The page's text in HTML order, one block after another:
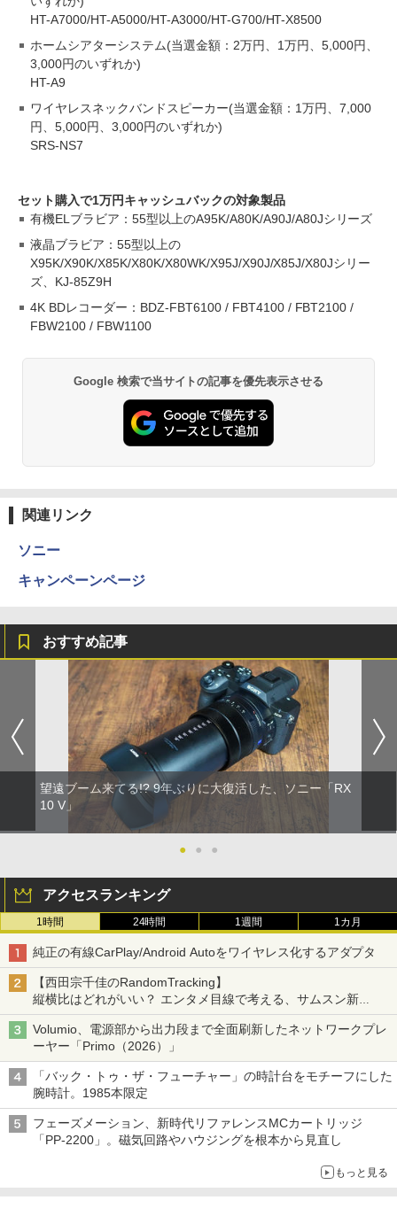
HT-A7000/HT-A5000/HT-A3000/HT-G700/HT-X8500
ホームシアターシステム(当選金額：2万円、1万円、5,000円、
3,000円のいずれか)
HT-A9
ワイヤレスネックバンドスピーカー(当選金額：1万円、7,000
円、5,000円、3,000円のいずれか)
SRS-NS7
セット購入で1万円キャッシュバックの対象製品
有機ELブラビア：55型以上のA95K/A80K/A90J/A80Jシリーズ
液晶ブラビア：55型以上の
X95K/X90K/X85K/X80K/X80WK/X95J/X90J/X85J/X80Jシリー
ズ、KJ-85Z9H
4K BDレコーダー：BDZ-FBT6100 / FBT4100 / FBT2100 /
FBW2100 / FBW1100
Google 検索で当サイトの記事を優先表示させる
関連リンク
ソニー
キャンペーンページ
おすすめ記事
望遠ブーム来てる!? 9年ぶりに大復活した、ソニー「RX
10 V」
● ● ●
アクセスランキング
1時間 24時間 1週間 1カ月
純正の有線CarPlay/Android Autoをワイヤレス化するアダプタ
【西田宗千佳のRandomTracking】
縦横比はどれがいい？ エンタメ目線で考える、サムスン新
「Galaxy Z Fold」
Volumio、電源部から出力段まで全面刷新したネットワークプレ
ーヤー「Primo（2026）」
「バック・トゥ・ザ・フューチャー」の時計台をモチーフにした
腕時計。1985本限定
フェーズメーション、新時代リファレンスMCカートリッジ
「PP-2200」。磁気回路やハウジングを根本から見直し
もっと見る